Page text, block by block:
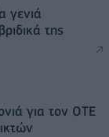
γενιά
της
για τον ΟΤΕ